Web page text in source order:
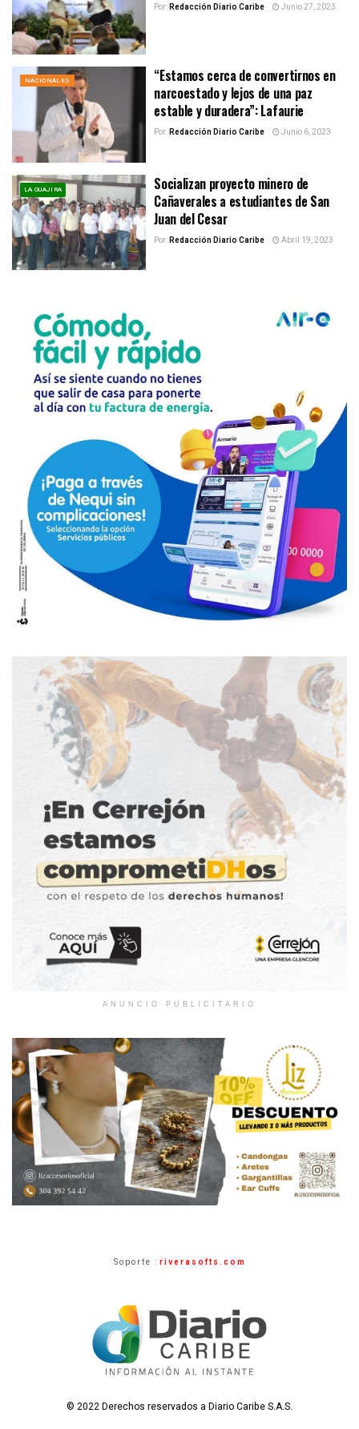
Por:Redacción Diario Caribe Junio 27, 2023
NACIONALES
“Estamos cerca de convertirnos en
narcoestado y lejos de una paz
estable y duradera”: Lafaurie
Por:Redacción Diario Caribe Junio 6, 2023
LA GUAJIRA
Socializan proyecto minero de
Cañaverales a estudiantes de San
Juan del Cesar
Por:Redacción Diario Caribe Abril 19, 2023
ANUNCIO PUBLICITARIO
Soporte : riverasofts.com
© 2022 Derechos reservados a Diario Caribe S.A.S.